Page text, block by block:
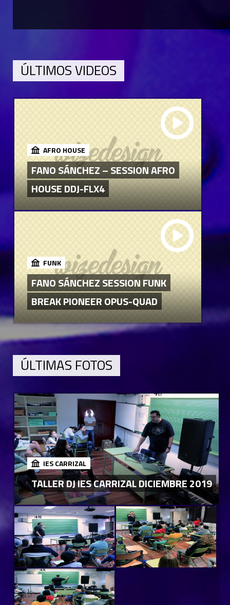
ÚLTIMOS VIDEOS
AFRO HOUSE
FANO SÁNCHEZ – SESSION AFRO
HOUSE DDJ-FLX4
FUNK
FANO SÁNCHEZ SESSION FUNK
BREAK PIONEER OPUS-QUAD
ÚLTIMAS FOTOS
IES CARRIZAL
TALLER DJ IES CARRIZAL DICIEMBRE 2019